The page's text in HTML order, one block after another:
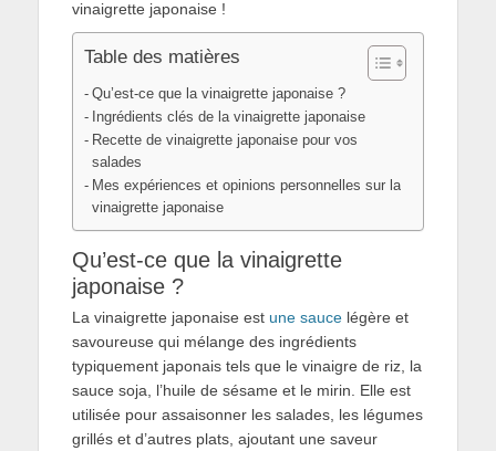
vinaigrette japonaise !
Table des matières
Qu’est-ce que la vinaigrette japonaise ?
Ingrédients clés de la vinaigrette japonaise
Recette de vinaigrette japonaise pour vos
salades
Mes expériences et opinions personnelles sur la
vinaigrette japonaise
Qu’est-ce que la vinaigrette
japonaise ?
La vinaigrette japonaise est une sauce légère et
savoureuse qui mélange des ingrédients
typiquement japonais tels que le vinaigre de riz, la
sauce soja, l’huile de sésame et le mirin. Elle est
utilisée pour assaisonner les salades, les légumes
grillés et d’autres plats, ajoutant une saveur